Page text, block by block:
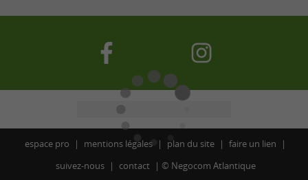
espace pro mentions légales plan du site
faire un lien
suivez-nous
contact © Negocom Atlantique